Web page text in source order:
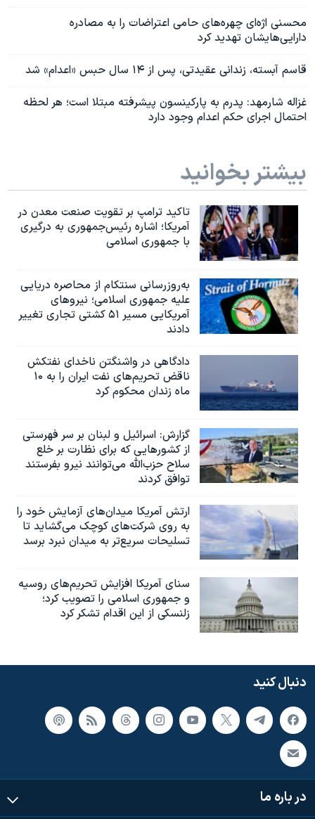
محسنی اژه‌ای چهره‌های حامی اعتراضات را به مصادره
دارایی‌هایشان تهدید کرد
قاسم آبسته، زندانی عقیدتی، پس از ۱۴ سال حبس «اعدام» شد
غزاله شارمهد: پدرم به پارکینسون پیشرفته مبتلا است؛ هر لحظه
احتمال اجرای حکم اعدام وجود دارد
بیشتر بخوانید
تاکید ترامپ بر تقویت صنعت معدن در
آمریکا؛ اشاره رئیس‌جمهوری به درگیری
با جمهوری اسلامی
به‌روزرسانی سنتکام از محاصره دریایی
علیه جمهوری اسلامی؛ نیروهای
آمریکایی مسیر ۵۱ کشتی تجاری تغییر
دادند
دادگاهی در واشنگتن ناخدای نفتکش
ناقض تحریم‌های نفت ایران را به ۱۰
ماه زندان محکوم کرد
گزارش‌: اسرائيل و لبنان بر سر فهرستی
از کشورهایی که برای نظارت بر خلع
سلاح حزب‌الله می‌توانند نیرو بفرستند
توافق کردند
ارتش آمریکا میدان‌های آزمایش خود را
به روی شرکت‌های کوچک می‌گشاید تا
تسلیحات سریع‌تر به میدان نبرد برسد
سنای آمریکا افزایش تحریم‌های روسیه
و جمهوری اسلامی را تصویب کرد؛
زلنسکی از این اقدام تشکر کرد
دنبال کنید
در باره ما